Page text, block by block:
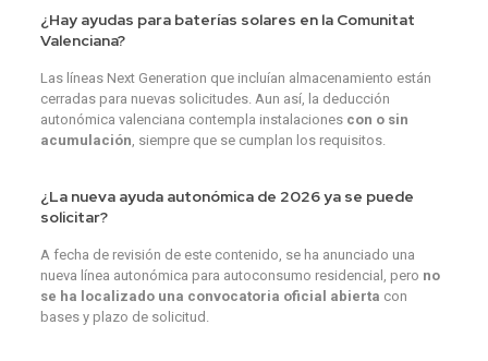
¿Hay ayudas para baterías solares en la Comunitat
Valenciana?
Las líneas Next Generation que incluían almacenamiento están
cerradas para nuevas solicitudes. Aun así, la deducción
autonómica valenciana contempla instalaciones con o sin
acumulación , siempre que se cumplan los requisitos.
¿La nueva ayuda autonómica de 2026 ya se puede
solicitar?
A fecha de revisión de este contenido, se ha anunciado una
nueva línea autonómica para autoconsumo residencial, pero no
se ha localizado una convocatoria oficial abierta con
bases y plazo de solicitud.